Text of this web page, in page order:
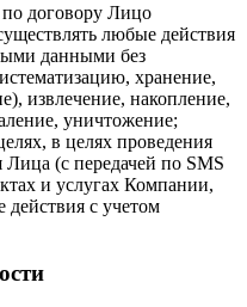
по договору Лицо
любые действия
данными без
хранение,
извлечение, накопление,
уничтожение;
в целях проведения
(с передачей по SMS
и услугах Компании,
с учетом